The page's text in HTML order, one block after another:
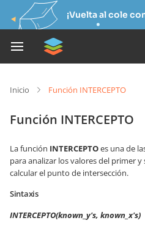
¡Vuelta al cole
Inicio Función INTERCEPTO
Función INTERCEPTO
La función INTERCEPTOes una de
para analizar los valores del primer
calcular el punto de intersección.
Sintaxis
INTERCEPTO(known_y's, known_x's)